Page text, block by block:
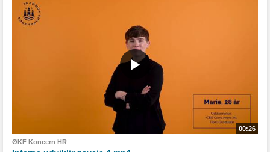
00:26
ØKF Koncern HR